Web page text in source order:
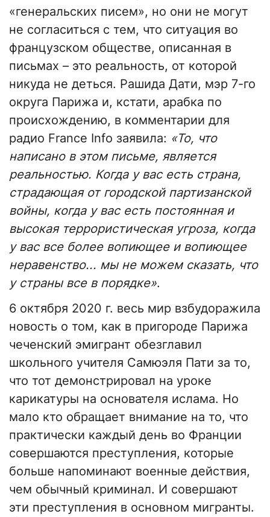
«генеральских писем», но они не могут
не согласиться с тем, что ситуация во
французском обществе, описанная в
письмах – это реальность, от которой
никуда не деться. Рашида Дати, мэр 7-го
округа Парижа и, кстати, арабка по
происхождению, в комментарии для
радио France Info заявила: «То, что
написано в этом письме, является
реальностью. Когда у вас есть страна,
страдающая от городской партизанской
войны, когда у вас есть постоянная и
высокая террористическая угроза, когда
у вас все более вопиющее и вопиющее
неравенство... мы не можем сказать, что
у страны все в порядке».
6 октября 2020 г. весь мир взбудоражила
новость о том, как в пригороде Парижа
чеченский эмигрант обезглавил
школьного учителя Самюэля Пати за то,
что тот демонстрировал на уроке
карикатуры на основателя ислама. Но
мало кто обращает внимание на то, что
практически каждый день во Франции
совершаются преступления, которые
больше напоминают военные действия,
чем обычный криминал. И совершают
эти преступления в основном мигранты.